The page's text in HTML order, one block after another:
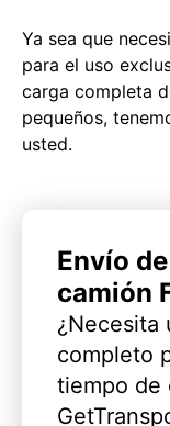
Ya sea que
para el uso
carga completa
pequeños,
usted.
Envío
camión
¿Necesita
completo
tiempo de